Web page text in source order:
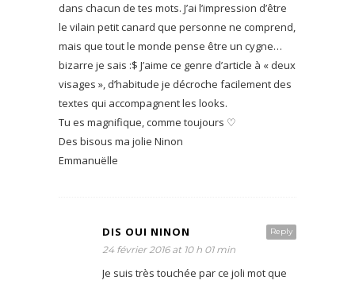
dans chacun de tes mots. J’ai l’impression d’être
le vilain petit canard que personne ne comprend,
mais que tout le monde pense être un cygne…
bizarre je sais :$ J’aime ce genre d’article à « deux
visages », d’habitude je décroche facilement des
textes qui accompagnent les looks.
Tu es magnifique, comme toujours ♡
Des bisous ma jolie Ninon
Emmanuëlle
Reply
DIS OUI NINON
24 février 2016 at 10 h 01 min
Je suis très touchée par ce joli mot que